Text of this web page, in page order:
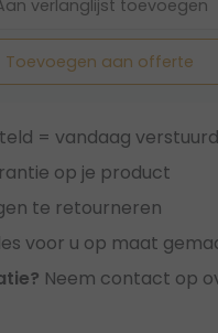
verlanglijst toevoegen
Toevoegen aan offerte
= vandaag
op je product
te retourneren
voor u op maat
Neem contact op